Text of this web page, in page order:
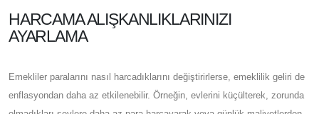
HARCAMA ALIŞKANLIKLARINIZI
AYARLAMA
Emekliler paralarını nasıl harcadıklarını değiştirirlerse, emeklilik geliri de
enflasyondan daha az etkilenebilir. Örneğin, evlerini küçülterek, zorunda